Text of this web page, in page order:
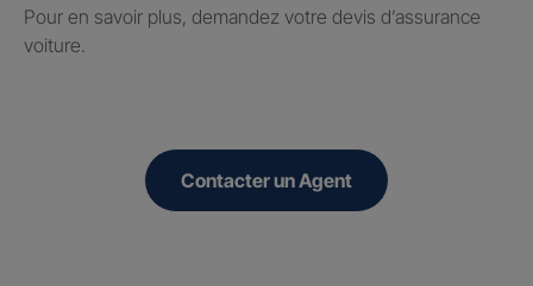
Pour en savoir plus, demandez votre devis d’assurance
voiture.
Contacter un Agent